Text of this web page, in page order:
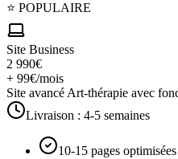
⭐ POPULAIRE
Site Business
2 990€
+ 99€/mois
Site avancé Art-thérapie avec
Livraison : 4-5 semaines
10-15 pages